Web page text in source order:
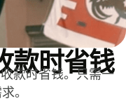
款时省钱
款时省钱。只需一
。